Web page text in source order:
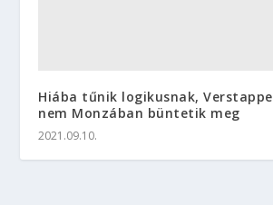
Hiába tűnik logikusnak,
nem Monzában büntetik meg
2021.09.10.